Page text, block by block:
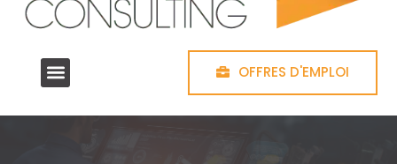
OFFRES D'EMPLOI